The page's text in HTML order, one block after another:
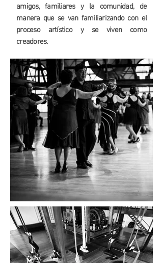
amigos, familiares y la comunidad, de
manera que se van familiarizando con el
proceso artístico y se viven como
creadores.